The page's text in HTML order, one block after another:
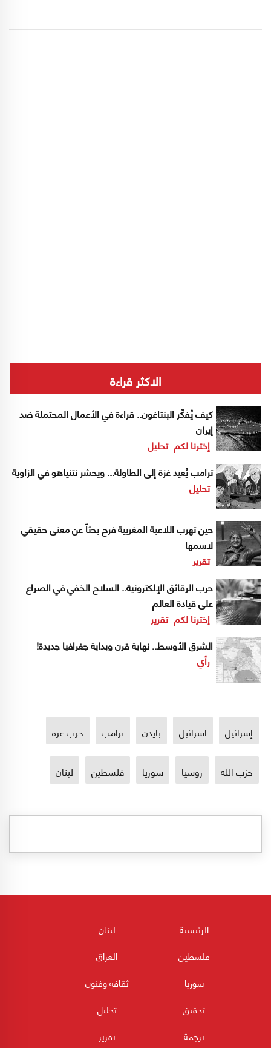
القانوني" لأراضٍ اوكرانية، (وقد شاركت السعودية
الاكثر قراءة
كيف يُفكّر البنتاغون.. قراءة في الأعمال المحتملة ضد
إيران
إخترنا لكم تحليل
ترامب يُعيد غزة إلى الطاولة... ويحشر نتنياهو في الزاوية
تحليل
حين تهرب اللاعبة المغربية فرح بحثاً عن معنى حقيقي
لاسمها
تقرير
حرب الرقائق الإلكترونية.. السلاح الخفي في الصراع
على قيادة العالم
إخترنا لكم تقرير
الشرق الأوسط.. نهاية قرن وبداية جغرافيا جديدة!
رأي
إسرائيل اسرائيل بايدن ترامب حرب غزة
حزب الله روسيا سوريا فلسطين لبنان
الرئيسية
لبنان
فلسطين
العراق
سوريا
ثقافه وفنون
تحقيق
تحليل
ترجمة
تقرير